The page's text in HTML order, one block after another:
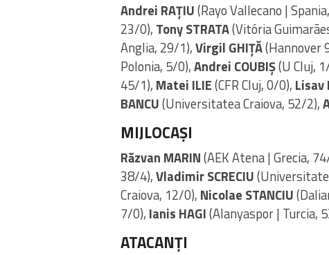
Andrei RAȚIU(Rayo Vallecano |
23/0), Tony STRATA(Vitória
Anglia, 29/1),Virgil GHIȚĂ(Hannover
Polonia, 5/0),Andrei COUBIȘ(U Cluj,
45/1), Matei ILIE(CFR Cluj, 0/0), Lisav
BANCU(Universitatea Craiova, 52/2),
MIJLOCAȘI
Răzvan MARIN(AEK Atena | Grecia,
38/4),Vladimir SCRECIU
Craiova, 12/0), Nicolae STANCIU
7/0), Ianis HAGI(Alanyaspor | Turcia,
ATACANȚI